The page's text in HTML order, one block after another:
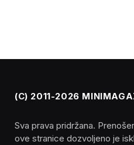
(C) 2011-2026
Sva prava pridržana.
ove stranice dozvoljeno je